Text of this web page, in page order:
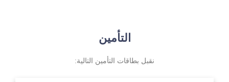
التأمين
نقبل بطاقات التأمين التالية: